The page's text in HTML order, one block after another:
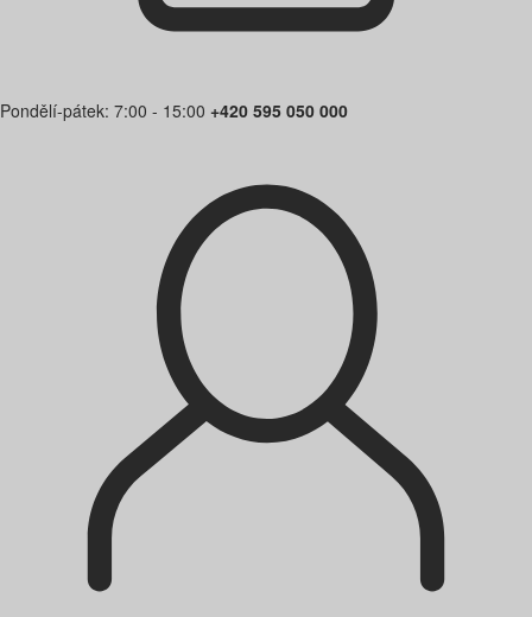
Pondělí-pátek: 7:00 - 15:00 +420 595 050 000